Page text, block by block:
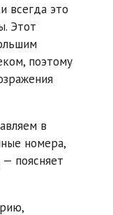
всегда это
Этот
поэтому
в
номера,
поясняет